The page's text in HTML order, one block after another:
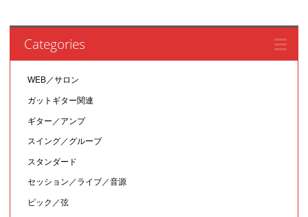
Categories
WEB／サロン
ガットギター関連
ギター／アンプ
スイング／グルーブ
スタンダード
セッション／ライブ／音源
ピック／弦